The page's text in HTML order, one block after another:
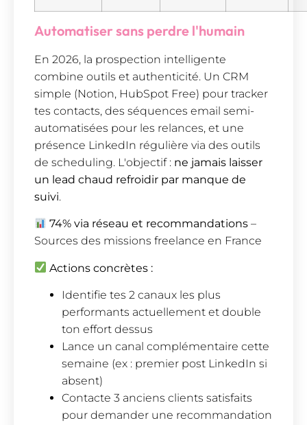
Automatiser sans perdre l'humain
En 2026, la prospection intelligente
combine outils et authenticité. Un CRM
simple (Notion, HubSpot Free) pour tracker
tes contacts, des séquences email semi-
automatisées pour les relances, et une
présence LinkedIn régulière via des outils
de scheduling. L'objectif : ne jamais laisser
un lead chaud refroidir par manque de
suivi.
74% via réseau et recommandations –
Sources des missions freelance en France
Actions concrètes :
Identifie tes 2 canaux les plus
performants actuellement et double
ton effort dessus
Lance un canal complémentaire cette
semaine (ex : premier post LinkedIn si
absent)
Contacte 3 anciens clients satisfaits
pour demander une recommandation